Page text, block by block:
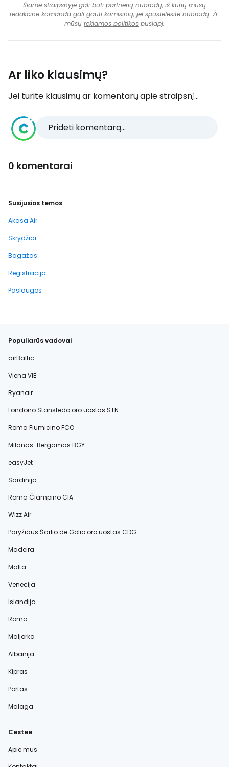
Šiame straipsnyje gali būti partnerių nuorodų, iš kurių mūsų
redakcinė komanda gali gauti komisinių, jei spustelėsite nuorodą. Žr.
mūsų reklamos politikos puslapį.
Ar liko klausimų?
Jei turite klausimų ar komentarų apie straipsnį...
Pridėti komentarą...
0 komentarai
Susijusios temos
Akasa Air
Skrydžiai
Bagažas
Registracija
Paslaugos
Populiarūs vadovai
airBaltic
Viena VIE
Ryanair
Londono Stanstedo oro uostas STN
Roma Fiumicino FCO
Milanas-Bergamas BGY
easyJet
Sardinija
Roma Čiampino CIA
Wizz Air
Paryžiaus Šarlio de Golio oro uostas CDG
Madeira
Malta
Venecija
Islandija
Roma
Maljorka
Albanija
Kipras
Portas
Malaga
Cestee
Apie mus